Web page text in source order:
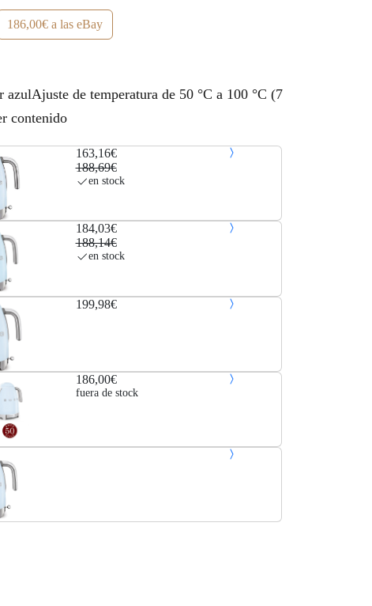
186,00€ a las eBay
de temperatura de 50 °C a 100 °C (7
contenido
163,16€
188,69€
en stock
184,03€
188,14€
en stock
199,98€
186,00€
fuera de stock